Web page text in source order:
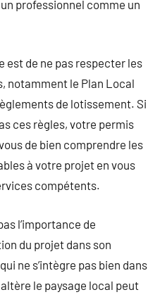
professionnel comme un
est de ne pas respecter les
notamment le Plan Local
de lotissement. Si
ces règles, votre permis
de bien comprendre les
à votre projet en vous
compétents.
l’importance de
du projet dans son
ne s’intègre pas bien dans
le paysage local peut